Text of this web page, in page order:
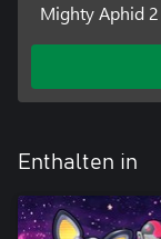
Mighty Aphid 2
Enthalten in